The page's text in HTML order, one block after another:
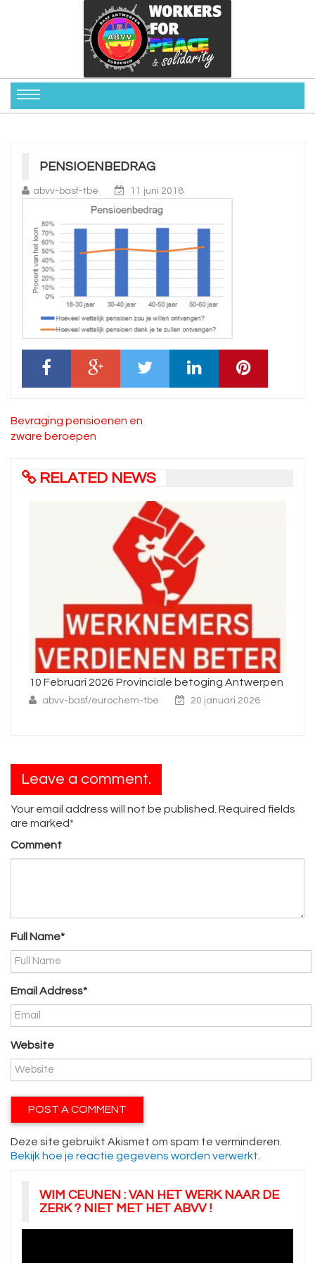
PENSIOENBEDRAG
abvv-basf-tbe 11 juni 2018
Bericht
navigatie
Bevraging pensioenen en
zware beroepen
RELATED NEWS
10 Februari 2026 Provinciale betoging Antwerpen
abvv-basf/eurochem-tbe 20 januari 2026
Leave a comment.
Your email address will not be published. Required fields
are marked*
Comment
Full Name*
Email Address*
Website
Deze site gebruikt Akismet om spam te verminderen.
Bekijk hoe je reactie gegevens worden verwerkt
WIM CEUNEN : VAN HET WERK NAAR DE
ZERK ? NIET MET HET ABVV !